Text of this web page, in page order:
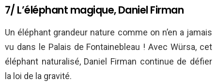
7/ L’éléphant magique, Daniel Firman
Un éléphant grandeur nature comme on n’en a jamais
vu dans le Palais de Fontainebleau ! Avec Würsa, cet
éléphant naturalisé, Daniel Firman continue de défier
la loi de la gravité.